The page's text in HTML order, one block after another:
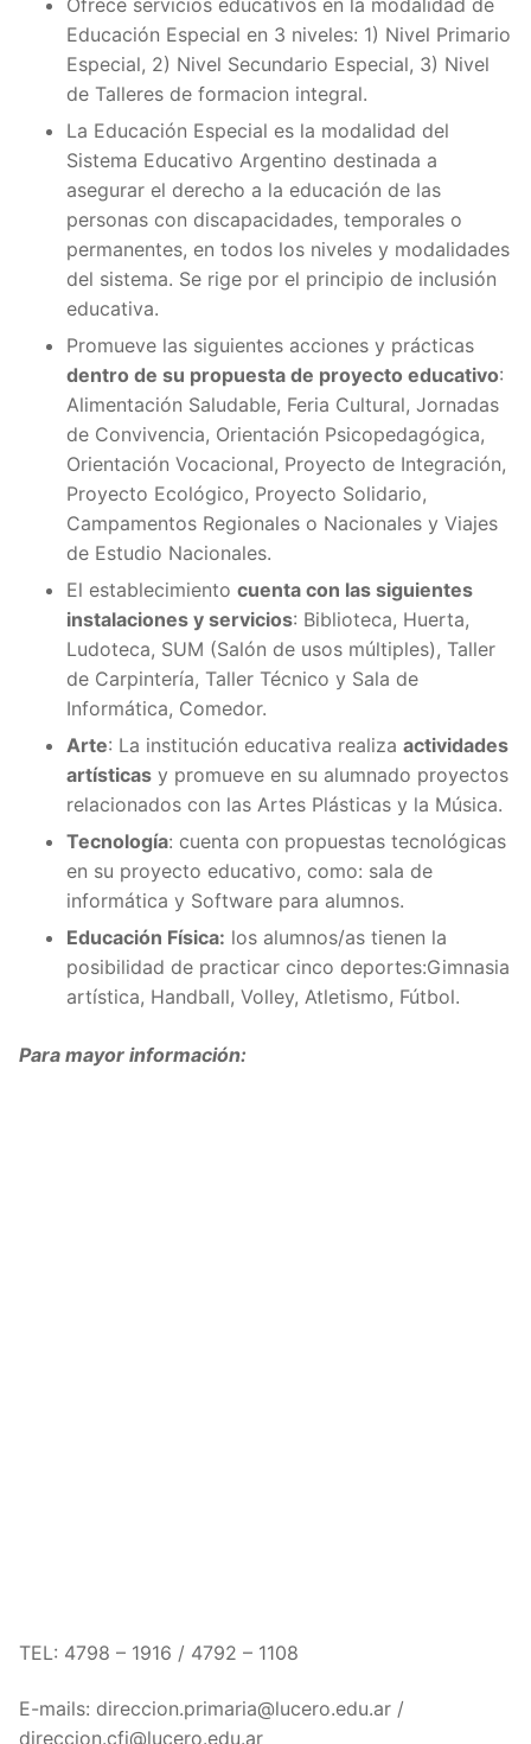
Ofrece servicios educativos en la modalidad de
Educación Especial en 3 niveles: 1) Nivel Primario
Especial, 2) Nivel Secundario Especial, 3) Nivel
de Talleres de formacion integral.
La Educación Especial es la modalidad del
Sistema Educativo Argentino destinada a
asegurar el derecho a la educación de las
personas con discapacidades, temporales o
permanentes, en todos los niveles y modalidades
del sistema. Se rige por el principio de inclusión
educativa.
Promueve las siguientes acciones y prácticas
dentro de su propuesta de proyecto educativo:
Alimentación Saludable, Feria Cultural, Jornadas
de Convivencia, Orientación Psicopedagógica,
Orientación Vocacional, Proyecto de Integración,
Proyecto Ecológico, Proyecto Solidario,
Campamentos Regionales o Nacionales y Viajes
de Estudio Nacionales.
El establecimiento cuenta con las siguientes
instalaciones y servicios: Biblioteca, Huerta,
Ludoteca, SUM (Salón de usos múltiples), Taller
de Carpintería, Taller Técnico y Sala de
Informática, Comedor.
Arte: La institución educativa realiza actividades
artísticas y promueve en su alumnado proyectos
relacionados con las Artes Plásticas y la Música.
Tecnología: cuenta con propuestas tecnológicas
en su proyecto educativo, como: sala de
informática y Software para alumnos.
Educación Física: los alumnos/as tienen la
posibilidad de practicar cinco deportes:Gimnasia
artística, Handball, Volley, Atletismo, Fútbol.
Para mayor información:
TEL: 4798 – 1916 / 4792 – 1108
E-mails: direccion.primaria@lucero.edu.ar /
direccion.cfi@lucero.edu.ar